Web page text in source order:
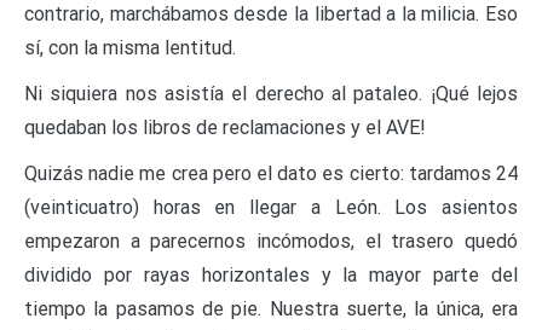
contrario, marchábamos desde la libertad a la milicia. Eso
sí, con la misma lentitud.
Ni siquiera nos asistía el derecho al pataleo. ¡Qué lejos
quedaban los libros de reclamaciones y el AVE!
Quizás nadie me crea pero el dato es cierto: tardamos 24
(veinticuatro) horas en llegar a León. Los asientos
empezaron a parecernos incómodos, el trasero quedó
dividido por rayas horizontales y la mayor parte del
tiempo la pasamos de pie. Nuestra suerte, la única, era